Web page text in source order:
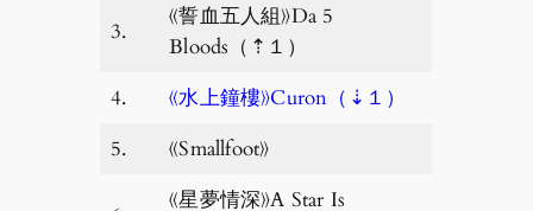
3.
《誓血五人組》Da 5
Bloods（⇡１）
4.
《水上鐘樓》Curon（⇣１）
5.
《Smallfoot》
《星夢情深》A Star Is